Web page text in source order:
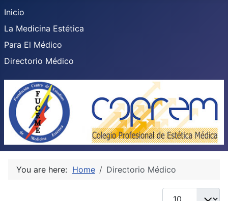
Inicio
La Medicina Estética
Para El Médico
Directorio Médico
You are here: Home Directorio Médico
Display #